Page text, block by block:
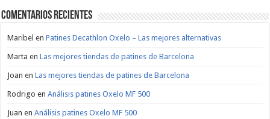
Comentarios recientes
Maribel enPatines Decathlon Oxelo – Las mejores alternativas
Marta enLas mejores tiendas de patines de Barcelona
Joan enLas mejores tiendas de patines de Barcelona
Rodrigo enAnálisis patines Oxelo MF 500
Juan enAnálisis patines Oxelo MF 500